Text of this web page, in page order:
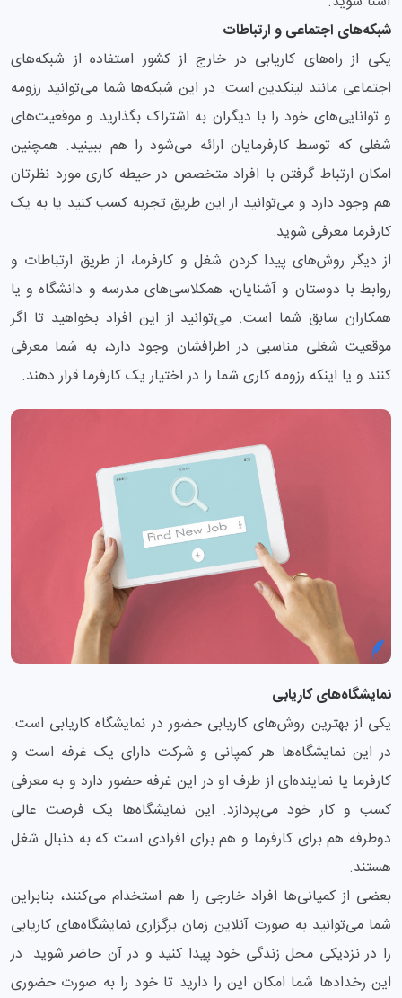
شبکه‌های اجتماعی و ارتباطات
یکی از راه‌های کاریابی در خارج از کشور استفاده از شبکه‌های
اجتماعی مانند لینکدین است. در این شبکه‌ها شما می‌توانید رزومه
و توانایی‌های خود را با دیگران به اشتراک بگذارید و موقعیت‌های
شغلی که توسط کارفرمایان ارائه می‌شود را هم ببینید. همچنین
امکان ارتباط گرفتن با افراد متخصص در حیطه کاری مورد نظرتان
هم وجود دارد و می‌توانید از این طریق تجربه کسب کنید یا به یک
کارفرما معرفی شوید.
از دیگر روش‌های پیدا کردن شغل و کارفرما، از طریق ارتباطات و
روابط با دوستان و آشنایان، همکلاسی‌های مدرسه و دانشگاه و یا
همکاران سابق شما است. می‌توانید از این افراد بخواهید تا اگر
موقعیت شغلی مناسبی در اطرافشان وجود دارد، به شما معرفی
کنند و یا اینکه رزومه کاری شما را در اختیار یک کارفرما قرار دهند.
نمایشگاه‌های کاریابی
یکی از بهترین روش‌های کاریابی حضور در نمایشگاه کاریابی است.
در این نمایشگاه‌ها هر کمپانی و شرکت دارای یک غرفه است و
کارفرما یا نماینده‌ای از طرف او در این غرفه حضور دارد و به معرفی
کسب و کار خود می‌پردازد. این نمایشگاه‌ها یک فرصت عالی
دوطرفه هم برای کارفرما و هم برای افرادی است که به دنبال شغل
هستند.
بعضی از کمپانی‌ها افراد خارجی را هم استخدام می‌کنند، بنابراین
شما می‌توانید به صورت آنلاین زمان برگزاری نمایشگاه‌های کاریابی
را در نزدیکی محل زندگی خود پیدا کنید و در آن حاضر شوید. در
این رخدادها شما امکان این را دارید تا خود را به صورت حضوری